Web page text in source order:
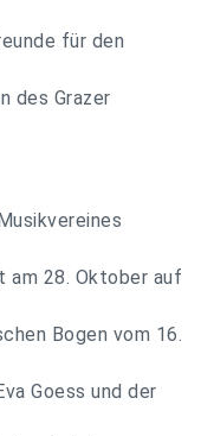
für den
des Grazer
am 28. Oktober auf
Bogen vom 16.
Goess und der